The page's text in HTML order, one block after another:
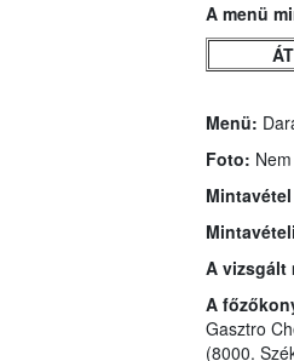
A menü
Menü:
Foto:
A vizsgált
A
Gasztro
(8000.